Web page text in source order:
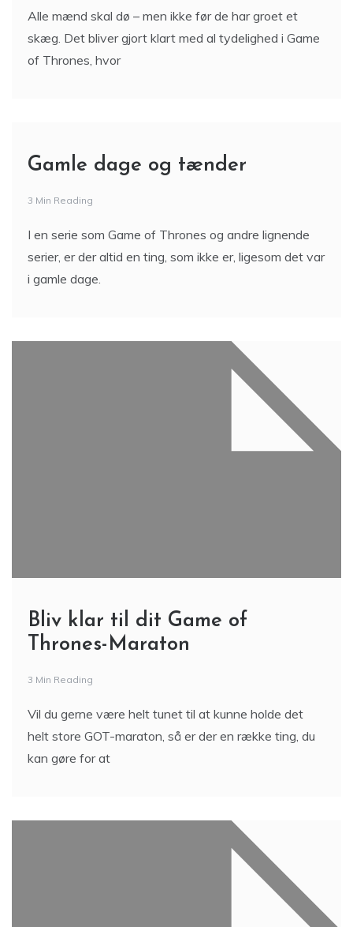
Alle mænd skal dø – men ikke før de har groet et
skæg. Det bliver gjort klart med al tydelighed i Game
of Thrones, hvor
Gamle dage og tænder
3 Min Reading
I en serie som Game of Thrones og andre lignende
serier, er der altid en ting, som ikke er, ligesom det var
i gamle dage.
Bliv klar til dit Game of
Thrones-Maraton
3 Min Reading
Vil du gerne være helt tunet til at kunne holde det
helt store GOT-maraton, så er der en række ting, du
kan gøre for at